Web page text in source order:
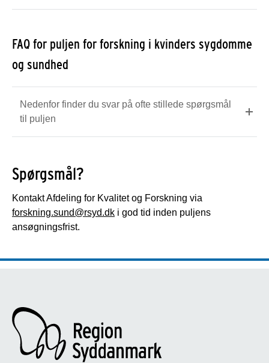
FAQ for puljen for forskning i kvinders sygdomme
og sundhed
Nedenfor finder du svar på ofte stillede spørgsmål
til puljen
Spørgsmål?
Kontakt Afdeling for Kvalitet og Forskning via
forskning.sund@rsyd.dk i god tid inden puljens
ansøgningsfrist.